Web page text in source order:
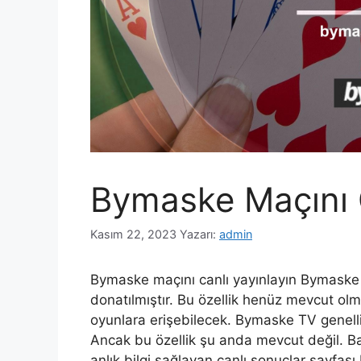
Bymaske Maçını
Kasım 22, 2023 Yazarı: admin
Bymaske maçını canlı yayınlayın
donatılmıştır. Bu özellik henüz mevcut
oyunlara erişebilecek. Bymaske TV
Ancak bu özellik şu anda mevcut değil.